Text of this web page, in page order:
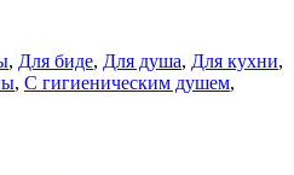
, Для биде, Для душа, Для кухни,
, C гигиеническим душем,